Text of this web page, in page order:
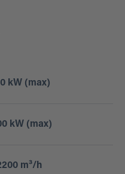
kW (max)
kW (max)
m³/h